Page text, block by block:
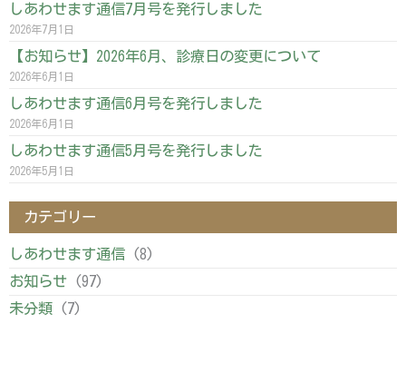
しあわせます通信7月号を発行しました
2026年7月1日
【お知らせ】2026年6月、診療日の変更について
2026年6月1日
しあわせます通信6月号を発行しました
2026年6月1日
しあわせます通信5月号を発行しました
2026年5月1日
カテゴリー
しあわせます通信 (8)
お知らせ (97)
未分類 (7)